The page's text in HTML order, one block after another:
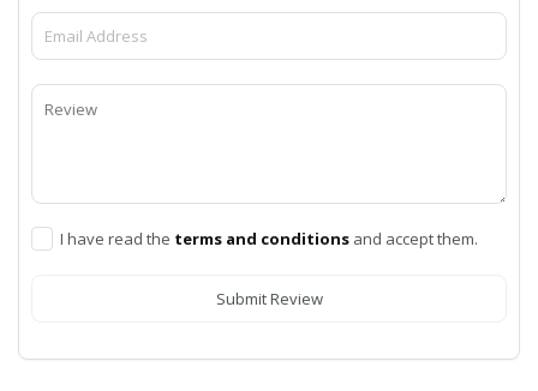
I have read the terms and conditions and accept them.
Submit Review